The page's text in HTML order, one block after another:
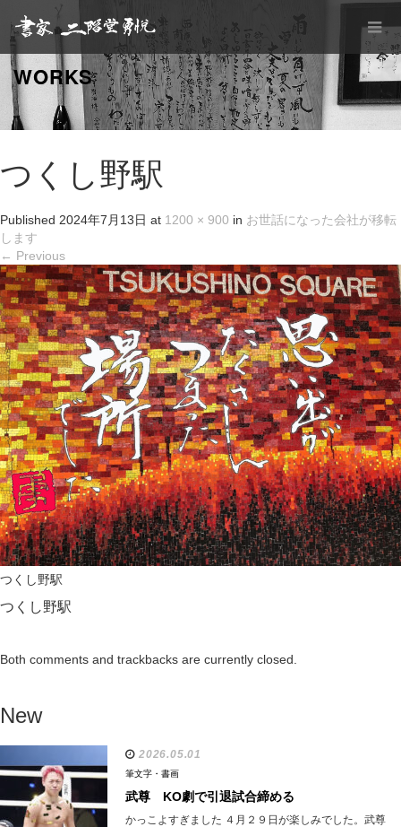
WORKS
つくし野駅
Published 2024年7月13日 at 1200 × 900 in お世話になった会社が移転
します
← Previous
つくし野駅
つくし野駅
Both comments and trackbacks are currently closed.
New
2026.05.01
筆文字・書画
武尊 KO劇で引退試合締める
かっこよすぎました ４月２９日が楽しみでした。武尊